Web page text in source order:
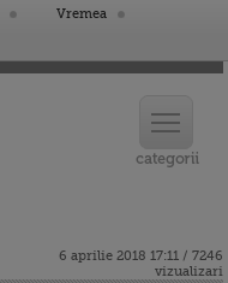
Vremea
6 aprilie 2018 17:11 / 7246
vizualizari